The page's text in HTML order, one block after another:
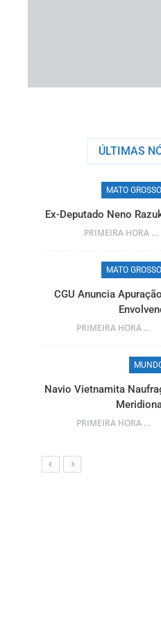
ÚLTIMAS
MATO
Ex-Deputado Neno
PRIMEIRA HORA ONLINE
MATO
CGU Anuncia
PRIMEIRA HORA ONLINE
Navio Vietnamita
PRIMEIRA HORA ONLINE